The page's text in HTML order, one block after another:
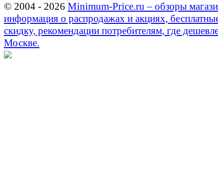
© 2004 - 2026 Minimum-Price.ru – обзоры
информация о распродажах и акциях,
скидку, рекомендации потребителям, где
Москве.